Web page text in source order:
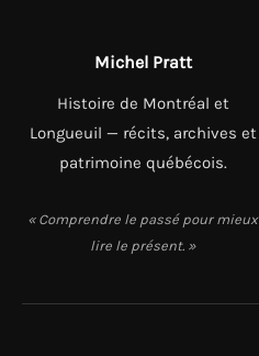
Michel Pratt
Histoire de Montréal et
Longueuil — récits, archives et
patrimoine québécois.
« Comprendre le passé pour mieux
lire le présent. »